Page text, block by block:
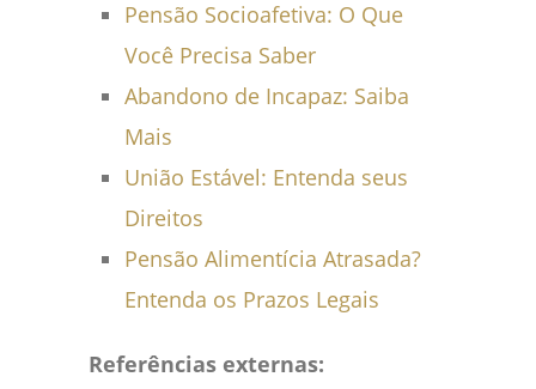
Pensão Socioafetiva: O Que
Você Precisa Saber
Abandono de Incapaz: Saiba
Mais
União Estável: Entenda seus
Direitos
Pensão Alimentícia Atrasada?
Entenda os Prazos Legais
Referências externas: